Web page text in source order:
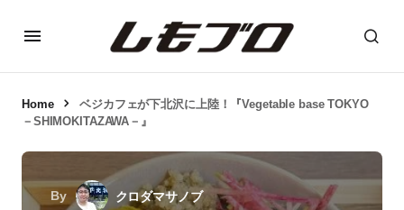
Home
ベジカフェが下北沢に上陸！『Vegetable base TOKYO
－SHIMOKITAZAWA－』
By
クロダマサノブ